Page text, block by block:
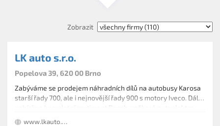
Zobrazit
LK auto s.r.o.
Popelova 39, 620 00 Brno
Zabýváme se prodejem náhradních dílů na autobusy Karosa
starší řady 700, ale i nejnovější řady 900 s motory Iveco. Dále
nabízíme kompletní sortiment Bosch, veškeré autoelektro
12/24V, náhradní díly alternátorů a startérů všech značek,
www.lkauto.cz/